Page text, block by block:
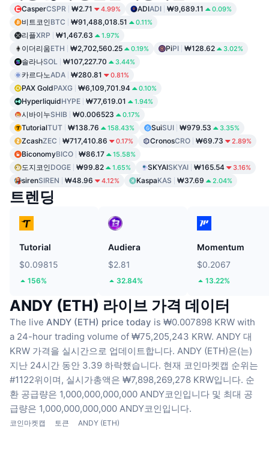
CasperCSPR ₩2.71 4.99% ADIADI ₩9,689.11 0.09%
비트코인BTC ₩91,488,018.51 0.11%
리플XRP ₩1,467.63 1.97%
이더리움ETH ₩2,702,560.25 0.19% PiPI ₩128.62 3.02%
솔라나SOL ₩107,227.70 3.44%
카르다노ADA ₩280.81 0.81%
PAX GoldPAXG ₩6,109,701.94 0.10%
HyperliquidHYPE ₩77,619.01 1.94%
시바이누SHIB ₩0.006523 0.17%
TutorialTUT ₩138.76 158.43% SuiSUI ₩979.53 3.35%
ZcashZEC ₩717,410.86 0.17% CronosCRO ₩69.73 2.89%
BiconomyBICO ₩86.17 15.58%
도지코인DOGE ₩99.82 1.65% SKYAISKYAI ₩165.54 3.16%
sirenSIREN ₩48.96 4.12% KaspaKAS ₩37.69 2.04%
트렌딩
Tutorial
$0.09815
156%
Audiera
$2.81
32.84%
Momentum
$0.2067
13.22%
ANDY (ETH) 라이브 가격 데이터
The live ANDY (ETH) price today is ₩0.007898 KRW with
a 24-hour trading volume of ₩75,205,243 KRW. ANDY 대
KRW 가격을 실시간으로 업데이트합니다. ANDY (ETH)은(는)
지난 24시간 동안 3.39 하락했습니다. 현재 코인마켓캡 순위는
#1122위이며, 실시가총액은 ₩7,898,269,278 KRW입니다. 순
환 공급량은 1,000,000,000,000 ANDY코인입니다 및 최대 공
급량은 1,000,000,000,000 ANDY코인입니다.
코인마켓캡 토큰 ANDY (ETH)